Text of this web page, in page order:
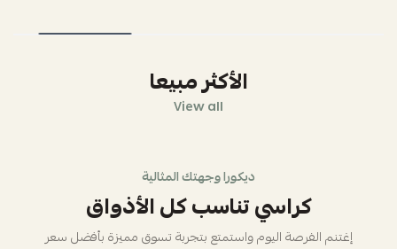
الأكثر مبيعا
View all
ديكورا وجهتك المثالية
كراسي تناسب كل الأذواق
إغتنم الفرصة اليوم واستمتع بتجربة تسوق مميزة بأفضل سعر